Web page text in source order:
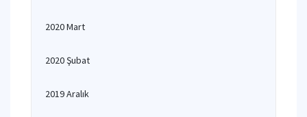
2020 Mart
2020 Şubat
2019 Aralık